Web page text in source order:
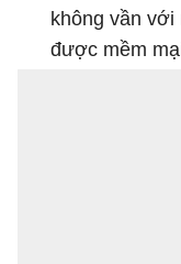
không vần với
được mềm